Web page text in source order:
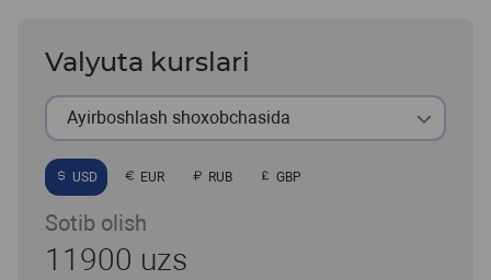
Valyuta kurslari
Ayirboshlash shoxobchasida
USD EUR RUB GBP
Sotib olish
11900 uzs